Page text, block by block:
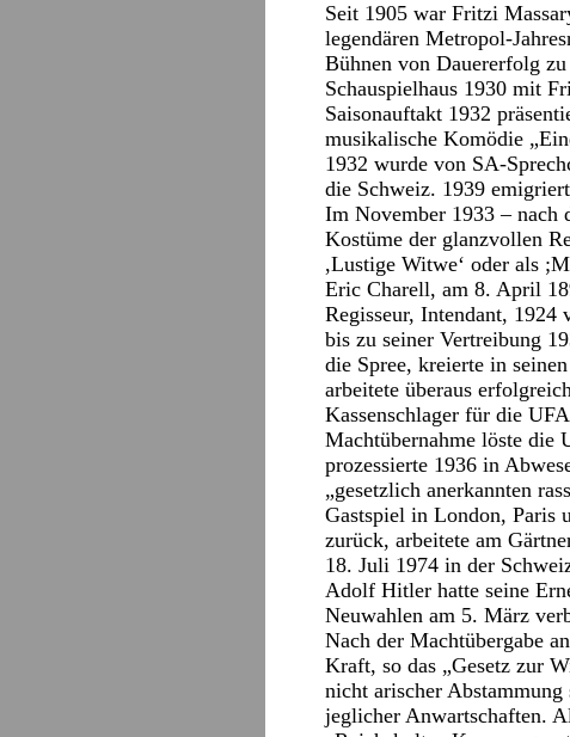
Seit 1905 war Fritzi
legendären Metropol-
Bühnen von Dauererfolg
Schauspielhaus 1930 mit
Saisonauftakt 1932
musikalische Komödie
1932 wurde von SA-
die Schweiz. 1939
Im November 1933 – nach
Kostüme der glanzvollen
,Lustige Witwe‘ oder als
Eric Charell, am 8. April
Regisseur, Intendant, 1924
bis zu seiner Vertreibung
die Spree, kreierte in
arbeitete überaus
Kassenschlager für die
Machtübernahme löste die
prozessierte 1936 in
„gesetzlich anerkannten
Gastspiel in London, Paris
zurück, arbeitete am
18. Juli 1974 in der
Adolf Hitler hatte seine
Neuwahlen am 5. März
Nach der Machtübergabe
Kraft, so das „Gesetz zur
nicht arischer
jeglicher Anwartschaften.